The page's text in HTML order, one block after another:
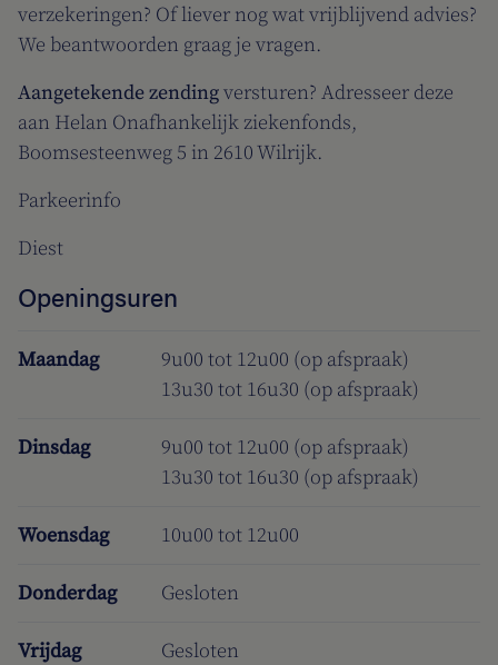
verzekeringen? Of liever nog wat vrijblijvend advies?
We beantwoorden graag je vragen.
Aangetekende zendingversturen? Adresseer deze
aan Helan Onafhankelijk ziekenfonds,
Boomsesteenweg 5 in 2610 Wilrijk.
Parkeerinfo
Diest
Openingsuren
Maandag
9u00 tot 12u00 (op afspraak)
13u30 tot 16u30 (op afspraak)
Dinsdag
9u00 tot 12u00 (op afspraak)
13u30 tot 16u30 (op afspraak)
Woensdag 10u00 tot 12u00
Donderdag Gesloten
Vrijdag Gesloten